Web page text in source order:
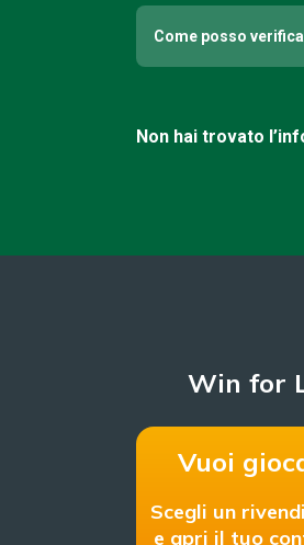
Come posso
Non hai trovato
Win for
Vuoi
Scegli un
e apri il tuo